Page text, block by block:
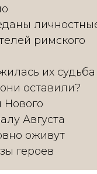
на) с
на) на
римского
их судьба
оставили?
Августа
оживут
героев